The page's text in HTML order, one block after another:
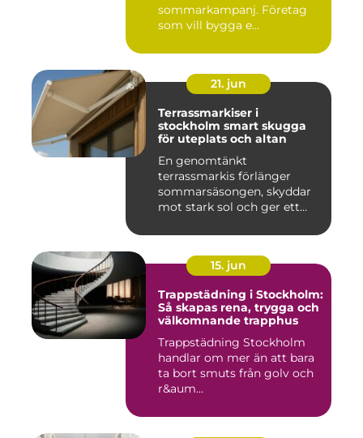
sommarkampanj. Företag
som vill bygga e...
21. jun
Terrassmarkiser i
stockholm smart skugga
för uteplats och altan
En genomtänkt
terrassmarkis förlänger
sommarsäsongen, skyddar
mot stark sol och ger ett
15. jun
Trappstädning i Stockholm:
Så skapas rena, trygga och
välkomnande trapphus
Trappstädning Stockholm
handlar om mer än att bara
ta bort smuts från golv och
r&aum...